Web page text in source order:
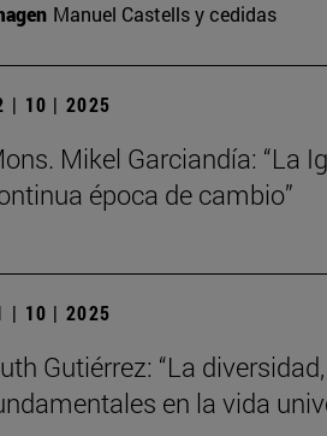
Manuel Castells y cedidas
| 10 | 2025
Mikel Garciandía: “La
época de cambio”
| 10 | 2025
Gutiérrez: “La
en la vida